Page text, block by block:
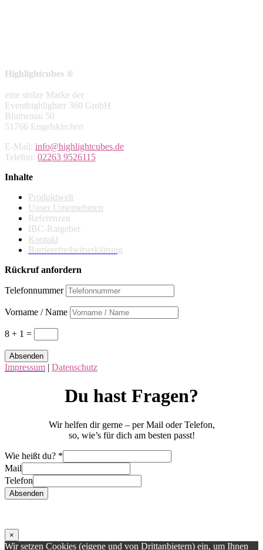
Highlightcubes ®
eine stolze Marke der
Eventhighlighter 360 GmbH
Blumenau 50
51766 Engelskirchen
E-Mail: info@highlightcubes.de
Telefon: 02263 9526115
Inhalte
Produktwelt
Unser Unternehmen
Referenzen
IBC-Ratgeber
Kontakt
Barrierefreiheitserklärung
Rückruf anfordern
Telefonnummer
Vorname / Name
8 + 1 =
Absenden
Impressum | Datenschutz
Du hast Fragen?
Wir helfen dir gerne – per Mail oder Telefon,
so, wie’s für dich am besten passt!
Wie
heißt
Mail
Wie heißt du? *
Mail
Telefon
Absenden
×
Wir setzen Cookies (eigene und von Drittanbietern) ein, um Ihnen